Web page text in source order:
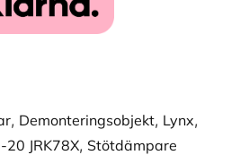
, Demonteringsobjekt, Lynx,
20 JRK78X, Stötdämpare